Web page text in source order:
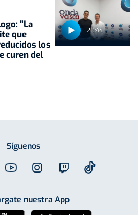
20:44
"La
que
los
curen del
Síguenos
nuestra App